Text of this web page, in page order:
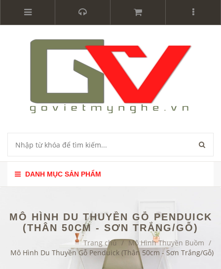
DANH MỤC SẢN PHẨM
MÔ HÌNH DU THUYỀN GỖ PENDUICK
(THÂN 50CM - SƠN TRẮNG/GỖ)
Trang chủ / Mô Hình Thuyền Buồm /
Mô Hình Du Thuyền Gỗ Penduick (Thân 50cm - Sơn Trắng/Gỗ)